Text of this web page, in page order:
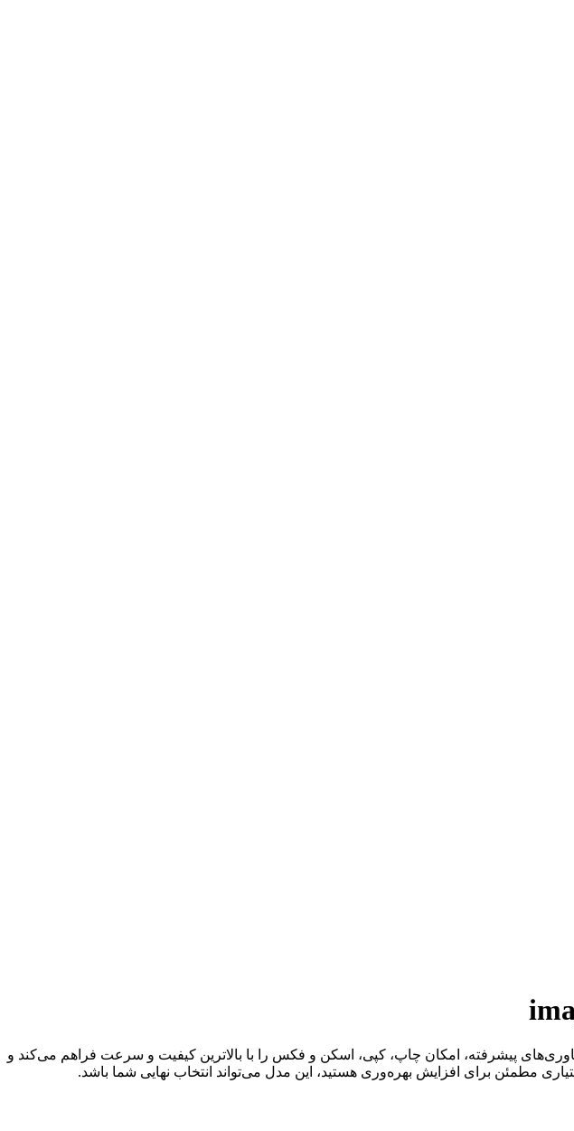
پیشرفته، امکان چاپ، کپی، اسکن و فکس را با بالاترین کیفیت و سرعت فراهم می‌کند و
مطمئن برای افزایش بهره‌وری هستید، این مدل می‌تواند انتخاب نهایی شما باشد.